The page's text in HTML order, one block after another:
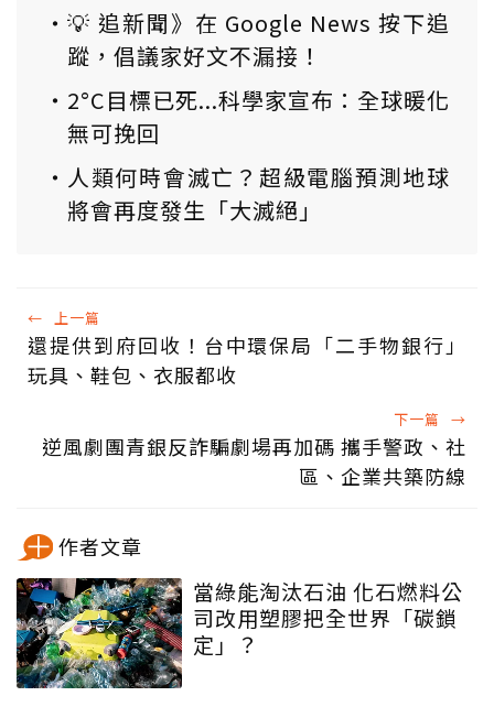
💡 追新聞》在 Google News 按下追
蹤，倡議家好文不漏接！
2°C目標已死...科學家宣布：全球暖化
無可挽回
人類何時會滅亡？超級電腦預測地球
將會再度發生「大滅絕」
← 上一篇
還提供到府回收！台中環保局「二手物銀行」
玩具、鞋包、衣服都收
下一篇 →
逆風劇團青銀反詐騙劇場再加碼 攜手警政、社
區、企業共築防線
作者文章
當綠能淘汰石油 化石燃料公
司改用塑膠把全世界「碳鎖
定」？